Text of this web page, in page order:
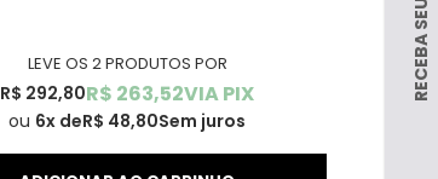
LEVE OS 2 PRODUTOS
R$ 292,80R$ 263,52VIA PIX
6x R$ 48,80Sem juros